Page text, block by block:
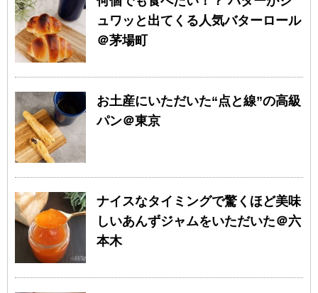
ュワッと出てくる人気バターロール
＠茅場町
お土産にいただいた“点と線”の高級
パン＠東京
ナイスなタイミングで驚くほど美味
しいあんずジャムをいただいた＠六
本木